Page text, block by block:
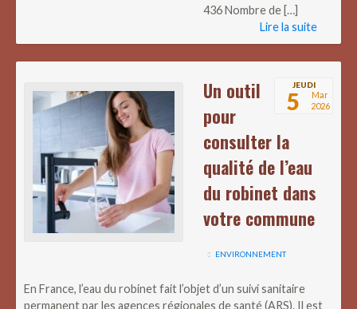
436 Nombre de […]
Lire la suite
JEUDI
5
Mar
2026
Un outil
pour
consulter la
qualité de l’eau
du robinet dans
votre commune
ENVIRONNEMENT
En France, l’eau du robinet fait l’objet d’un suivi sanitaire
permanent par les agences régionales de santé (ARS). Il est